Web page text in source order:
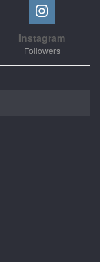
Instagram
Followers